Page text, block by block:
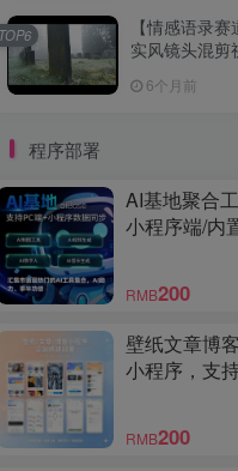
【情感语录
实风镜头混剪
6个月前
TOP6
程序部署
AI基地聚合
小程序端/内
RMB200
壁纸文章博
小程序，支
RMB200